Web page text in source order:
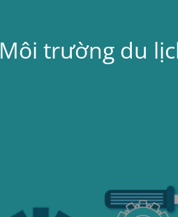
Môi trường du